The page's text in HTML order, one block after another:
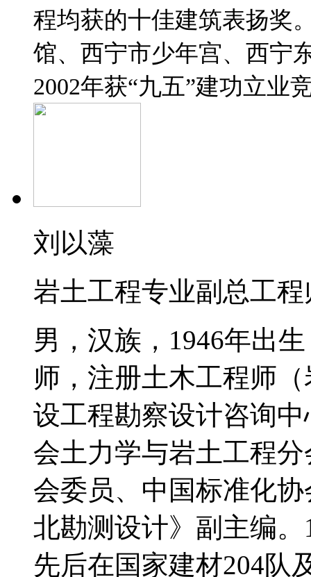
程均获的十佳建筑表扬奖
馆、西宁市少年宫、西宁
2002年获“九五”建功立业
刘以藻
岩土工程专业副总工程
男，汉族，1946年出
师，注册土木工程师
设工程勘察设计咨询
会土力学与岩土工程
会委员、中国标准化
北勘测设计》副主编
先后在国家建材204队